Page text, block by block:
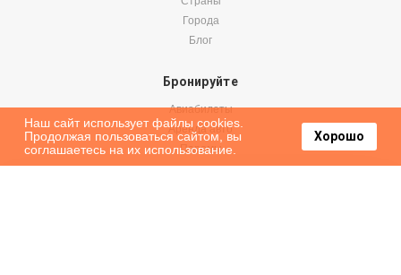
Города
Блог
Бронируйте
Авиабилеты
Аренда авто
Паромы
Наш сайт использует файлы cookies.
Продолжая пользоваться сайтом, вы
соглашаетесь на их использование.
Хорошо